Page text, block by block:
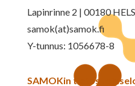
Lapinrinne 2 | 00180
samok(at)samok.fi
Y-tunnus: 1056678-8
SAMOKin